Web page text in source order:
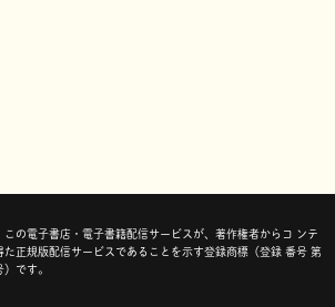
この電子書店・電子書籍配信サービスが、著作権者からコ ンテ
た正規版配信サービスであることを示す登録商標（登録 番号 第
です。